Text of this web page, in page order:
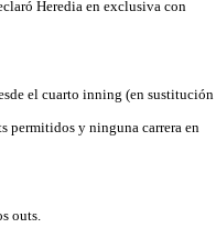
Heredia en exclusiva con
el cuarto inning (en sustitución
permitidos y ninguna carrera en
outs.